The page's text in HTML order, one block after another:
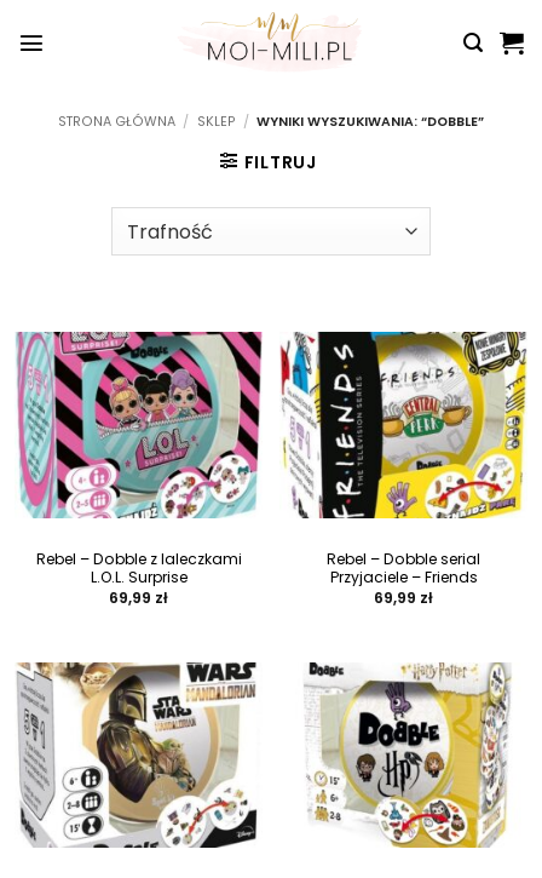
do
STRONA GŁÓWNA / SKLEP / WYNIKI WYSZUKIWANIA: “DOBBLE”
FILTRUJ
Rebel – Dobble z laleczkami
L.O.L. Surprise
69,99 zł
Rebel – Dobble serial
Przyjaciele – Friends
69,99 zł